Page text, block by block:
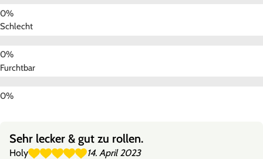
Schlecht
Furchtbar
Sehr lecker & gut zu rollen.
Holy
14. April 2023